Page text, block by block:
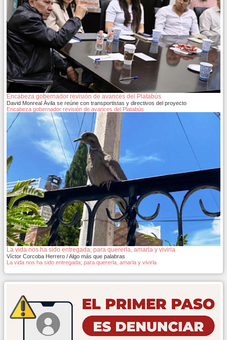
Encabeza gobernador revisión de avances del Platabús
David Monreal Ávila se reúne con transportistas y directivos del proyecto
Encabeza gobernador revisión de avances del Platabús
La vida nos ha sido entregada; para quererla, amarla y vivirla
Víctor Corcoba Herrero / Algo más que palabras
La vida nos ha sido entregada; para quererla, amarla y vivirla